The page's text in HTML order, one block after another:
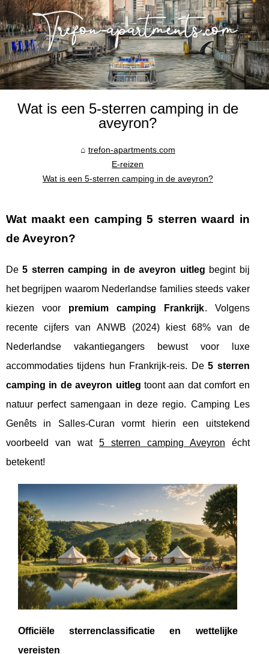
Wat is een 5-sterren camping in de
aveyron?
trefon-apartments.com
E-reizen
Wat is een 5-sterren camping in de aveyron?
Wat maakt een camping 5 sterren waard in
de Aveyron?
De5 sterren camping in de aveyron uitleg begint bij
het begrijpen waarom Nederlandse families steeds vaker
kiezen voor premium camping Frankrijk. Volgens
recente cijfers van ANWB (2024) kiest 68% van de
Nederlandse vakantiegangers bewust voor luxe
accommodaties tijdens hun Frankrijk-reis. De5 sterren
camping in de aveyron uitleg toont aan dat comfort en
natuur perfect samengaan in deze regio. Camping Les
Genêts in Salles-Curan vormt hierin een uitstekend
voorbeeld van wat 5 sterren camping Aveyron écht
betekent!
Officiële sterrenclassificatie en wettelijke
vereisten